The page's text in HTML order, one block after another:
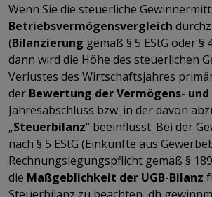
Wenn Sie die steuerliche
Betriebsvermögensvergleich
(Bilanzierung gemäß § 5 EStG oder §
dann wird die Höhe des steuerlichen
Verlustes des Wirtschaftsjahres
der Bewertung der Vermögens- und
Jahresabschluss bzw. in der davon
„Steuerbilanz“ beeinflusst. Bei der
nach § 5 EStG (Einkünfte aus
Rechnungslegungspflicht gemäß §
die Maßgeblichkeit der UGB-Bilanz